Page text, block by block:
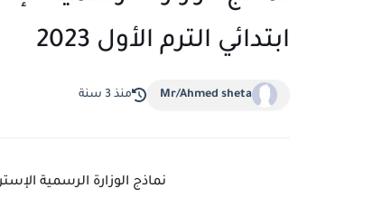
ابتدائي الترم الأول 2023
Mr/Ahmed sheta منذ 3 سنة
نماذج الوزارة الرسمية